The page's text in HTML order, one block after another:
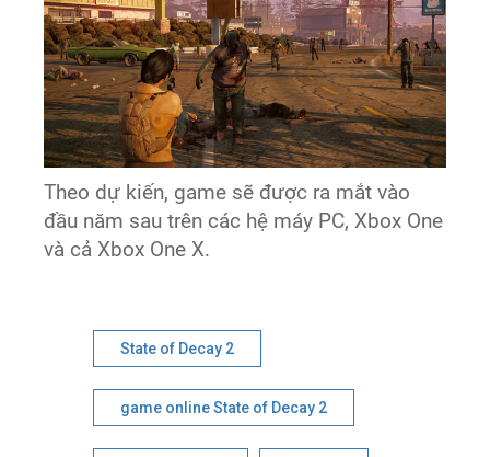
Theo dự kiến, game sẽ được ra mắt vào
đầu năm sau trên các hệ máy PC, Xbox One
và cả Xbox One X.
State of Decay 2
game online State of Decay 2